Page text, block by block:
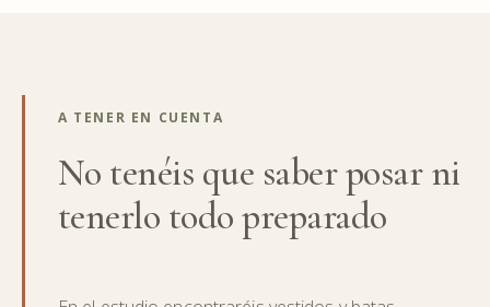
A TENER EN CUENTA
No tenéis que saber posar ni
tenerlo todo preparado